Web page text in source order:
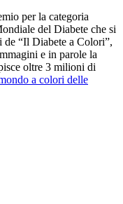
per la categoria
del Diabete che si
“Il Diabete a Colori”,
e in parole la
oltre 3 milioni di
a colori delle